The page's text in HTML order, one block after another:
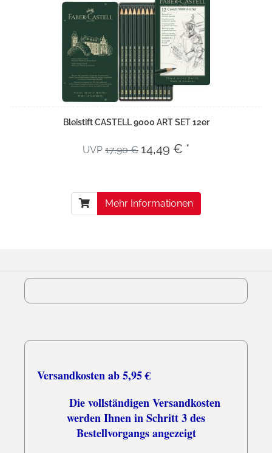
Bleistift CASTELL 9000 ART SET 12er
UVP 17,90 € 14,49 € *
Mehr Informationen
Versandkosten ab 5,95 €
Die vollständigen Versandkosten
werden Ihnen in Schritt 3 des
Bestellvorgangs angezeigt